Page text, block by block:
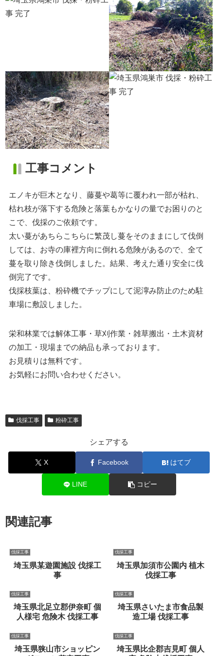
工事コメント
エノキが巨木となり、藤蔓や葛等に覆われ一部が枯れ、
枯れ枝が落下する危険と落葉もかなりの量でお困りのと
こで、伐採のご依頼です。
太い蔓があちらこちらに繁茂し蔓をそのままにして伐倒
しては、お寺の庫裡方向に倒れる危険があるので、全て
蔓を取り除き伐倒しました。結果、考えた通り安全に伐
倒完了です。
伐採枝葉は、粉砕機でチップにして泥濘み防止のため駐
車場に敷設しました。
栄和林業では解体工事・草刈作業・雑草搬出・土木資材
の加工・現場までの納品も承っております。
お見積りは無料です。
お気軽にお問い合わせください。
伐採工事 粉砕工事
シェアする
X Facebook はてブ
LINE コピー
関連記事
伐採工事
埼玉県某遊園施設 伐採工
事
伐採工事
埼玉県加須市公園内 植木
伐採工事
伐採工事
埼玉県北足立郡伊奈町 個
人様宅 危険木 伐採工事
伐採工事
埼玉県さいたま市食品製
造工場 伐採工事
伐採工事
埼玉県狭山市ショッピン
伐採工事
埼玉県比企郡吉見町 個人